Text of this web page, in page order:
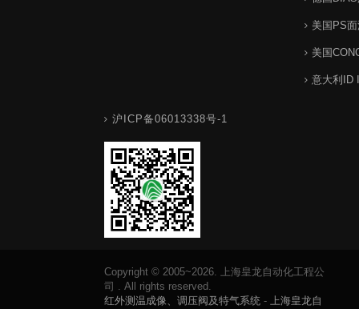
美国PS
美国
意大利ID
沪ICP备06013338号-1
Copyright © 2005~2026. 上海皇龙自动化工程公
司 . All rights reserved.
红外测温成像、调压阀及特气系统 -
上海皇龙自